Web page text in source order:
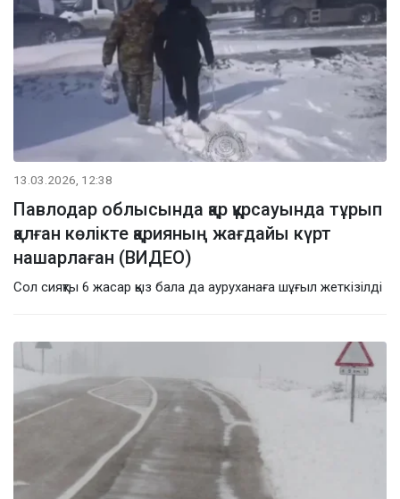
13.03.2026, 12:38
Павлодар облысында қар құрсауында тұрып
қалған көлікте қарияның жағдайы күрт
нашарлаған (ВИДЕО)
Сол сияқты 6 жасар қыз бала да ауруханаға шұғыл жеткізілді